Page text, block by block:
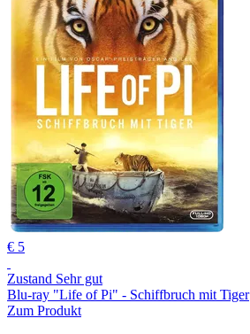
€ 5
Zustand Sehr gut
Blu-ray "Life of Pi" - Schiffbruch mit Tiger
Zum Produkt